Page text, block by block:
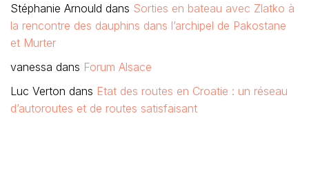
Stéphanie Arnould dans Sorties en bateau avec Zlatko à
la rencontre des dauphins dans l’archipel de Pakostane
et Murter
vanessa dans Forum Alsace
Luc Verton dans Etat des routes en Croatie : un réseau
d’autoroutes et de routes satisfaisant